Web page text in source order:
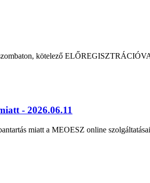
kötelező
- 2026.06.11
miatt a MEOESZ online